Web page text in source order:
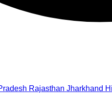
Rajasthan Jharkhand